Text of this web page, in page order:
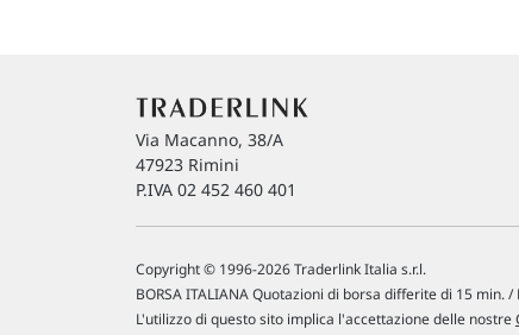
Via Macanno, 38/A
47923 Rimini
P.IVA 02 452 460 401
Copyright © 1996-2026 Traderlink Italia s.r.l.
BORSA ITALIANA Quotazioni di borsa differite di 15 min.
L'utilizzo di questo sito implica l'accettazione delle nostre